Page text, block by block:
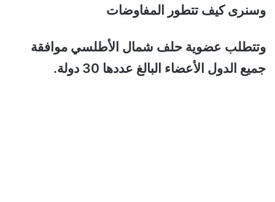
وسنرى كيف تتطور المفاوضات
وتتطلب عضوية حلف شمال الأطلسي موافقة
جميع الدول الأعضاء البالغ عددها 30 دولة.